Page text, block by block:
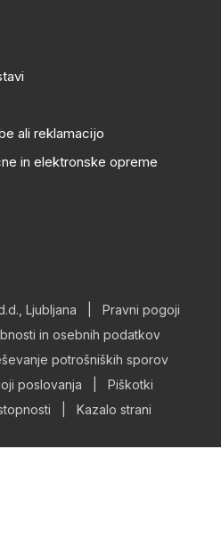
ali reklamacijo
in elektronske opreme
Ljubljana
Pravni pogoji
in osebnih podatkov
potrošniških sporov
poslovanja
Piškotki
Kazalo strani